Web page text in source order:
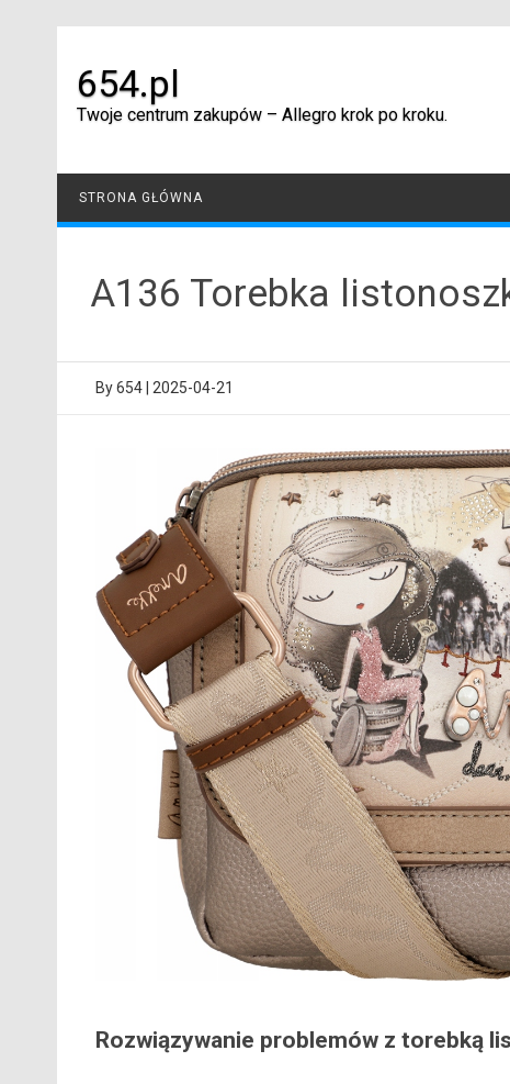
654.pl
Twoje centrum zakupów – Allegro krok po kroku.
STRONA GŁÓWNA
A136 Torebka
By654 2025-04-21
Rozwiązywanie problemów z torebką